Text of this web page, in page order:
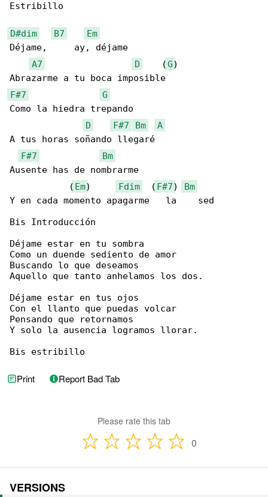
Estribillo
D#dim B7
Em
Déjame,     ay, déjame
A7
D
    (
G)
F#7
G
Como la hiedra trepando
D
F#7 Bm
A
A tus horas soñando llegaré
F#7
Bm
Ausente has de nombrarme
           (
Em) Fdim
  (
F#7)
Bm
Y en cada momento apagarme   la    sed
Bis Introducción
Déjame estar en tu sombra
Como un duende sediento de amor
Buscando lo que deseamos
Aquello que tanto anhelamos los dos.
Déjame estar en tus ojos
Con el llanto que puedas volcar
Pensando que retornamos
Y solo la ausencia logramos llorar.
Bis estribillo
Print Report Bad Tab
Please rate this tab
0
VERSIONS